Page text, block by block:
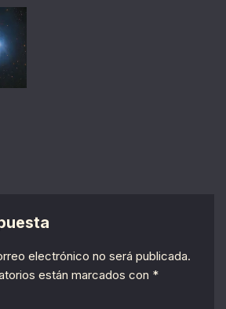
electrónico no será publicada.
están marcados con *